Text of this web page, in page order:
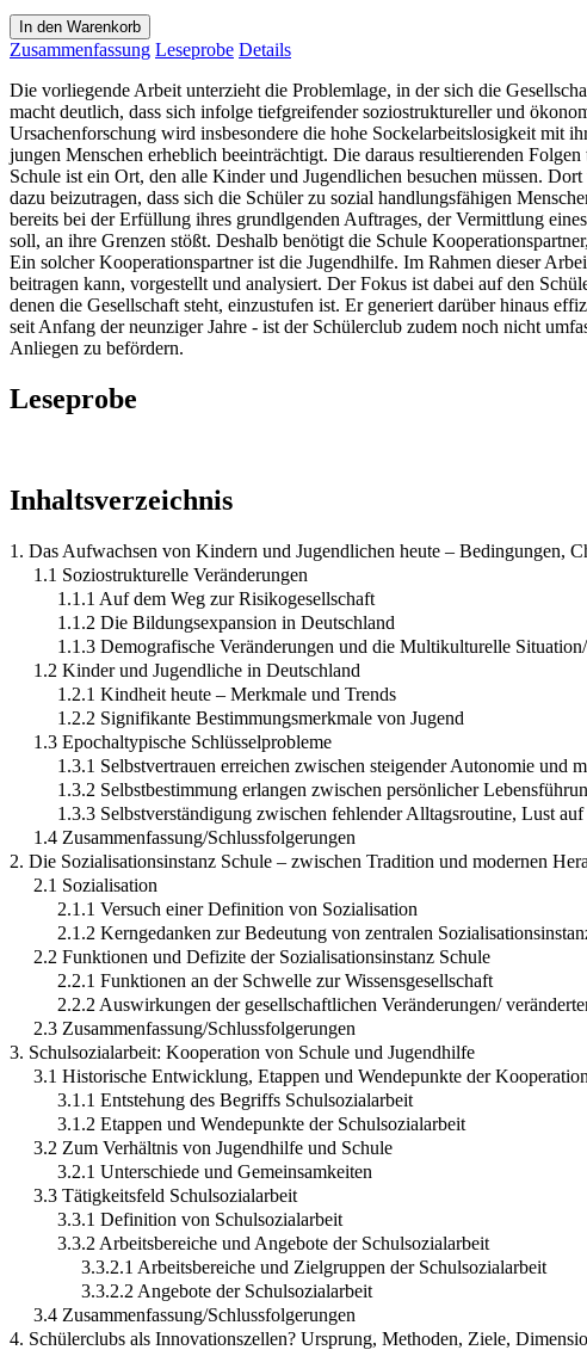
In den Warenkorb
Zusammenfassung Leseprobe Details
Die vorliegende Arbeit unterzieht die Problemlage, in der sich die
macht deutlich, dass sich infolge tiefgreifender soziostruktureller und
Ursachenforschung wird insbesondere die hohe Sockelarbeitslosigkeit mit
jungen Menschen erheblich beeinträchtigt. Die daraus resultierenden
Schule ist ein Ort, den alle Kinder und Jugendlichen besuchen müssen.
dazu beizutragen, dass sich die Schüler zu sozial handlungsfähigen
bereits bei der Erfüllung ihres grundlgenden Auftrages, der Vermittlung
soll, an ihre Grenzen stößt. Deshalb benötigt die Schule
Ein solcher Kooperationspartner ist die Jugendhilfe. Im Rahmen dieser
beitragen kann, vorgestellt und analysiert. Der Fokus ist dabei auf den
denen die Gesellschaft steht, einzustufen ist. Er generiert darüber hinaus
seit Anfang der neunziger Jahre - ist der Schülerclub zudem noch nicht
Anliegen zu befördern.
Leseprobe
Inhaltsverzeichnis
1. Das Aufwachsen von Kindern und Jugendlichen heute – Bedingungen,
1.1 Soziostrukturelle Veränderungen
1.1.1 Auf dem Weg zur Risikogesellschaft
1.1.2 Die Bildungsexpansion in Deutschland
1.1.3 Demografische Veränderungen und die Multikulturelle
1.2 Kinder und Jugendliche in Deutschland
1.2.1 Kindheit heute – Merkmale und Trends
1.2.2 Signifikante Bestimmungsmerkmale von Jugend
1.3 Epochaltypische Schlüsselprobleme
1.3.1 Selbstvertrauen erreichen zwischen steigender Autonomie und
1.3.2 Selbstbestimmung erlangen zwischen persönlicher
1.3.3 Selbstverständigung zwischen fehlender Alltagsroutine, Lust
1.4 Zusammenfassung/Schlussfolgerungen
2. Die Sozialisationsinstanz Schule – zwischen Tradition und modernen
2.1 Sozialisation
2.1.1 Versuch einer Definition von Sozialisation
2.1.2 Kerngedanken zur Bedeutung von zentralen
2.2 Funktionen und Defizite der Sozialisationsinstanz Schule
2.2.1 Funktionen an der Schwelle zur Wissensgesellschaft
2.2.2 Auswirkungen der gesellschaftlichen Veränderungen/
2.3 Zusammenfassung/Schlussfolgerungen
3. Schulsozialarbeit: Kooperation von Schule und Jugendhilfe
3.1 Historische Entwicklung, Etappen und Wendepunkte der Kooperation
3.1.1 Entstehung des Begriffs Schulsozialarbeit
3.1.2 Etappen und Wendepunkte der Schulsozialarbeit
3.2 Zum Verhältnis von Jugendhilfe und Schule
3.2.1 Unterschiede und Gemeinsamkeiten
3.3 Tätigkeitsfeld Schulsozialarbeit
3.3.1 Definition von Schulsozialarbeit
3.3.2 Arbeitsbereiche und Angebote der Schulsozialarbeit
3.3.2.1 Arbeitsbereiche und Zielgruppen der Schulsozialarbeit
3.3.2.2 Angebote der Schulsozialarbeit
3.4 Zusammenfassung/Schlussfolgerungen
4. Schülerclubs als Innovationszellen? Ursprung, Methoden, Ziele,